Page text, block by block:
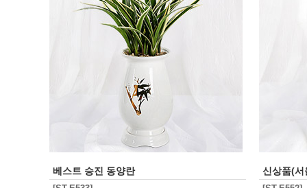
베스트 승진 동양란 신상품(서